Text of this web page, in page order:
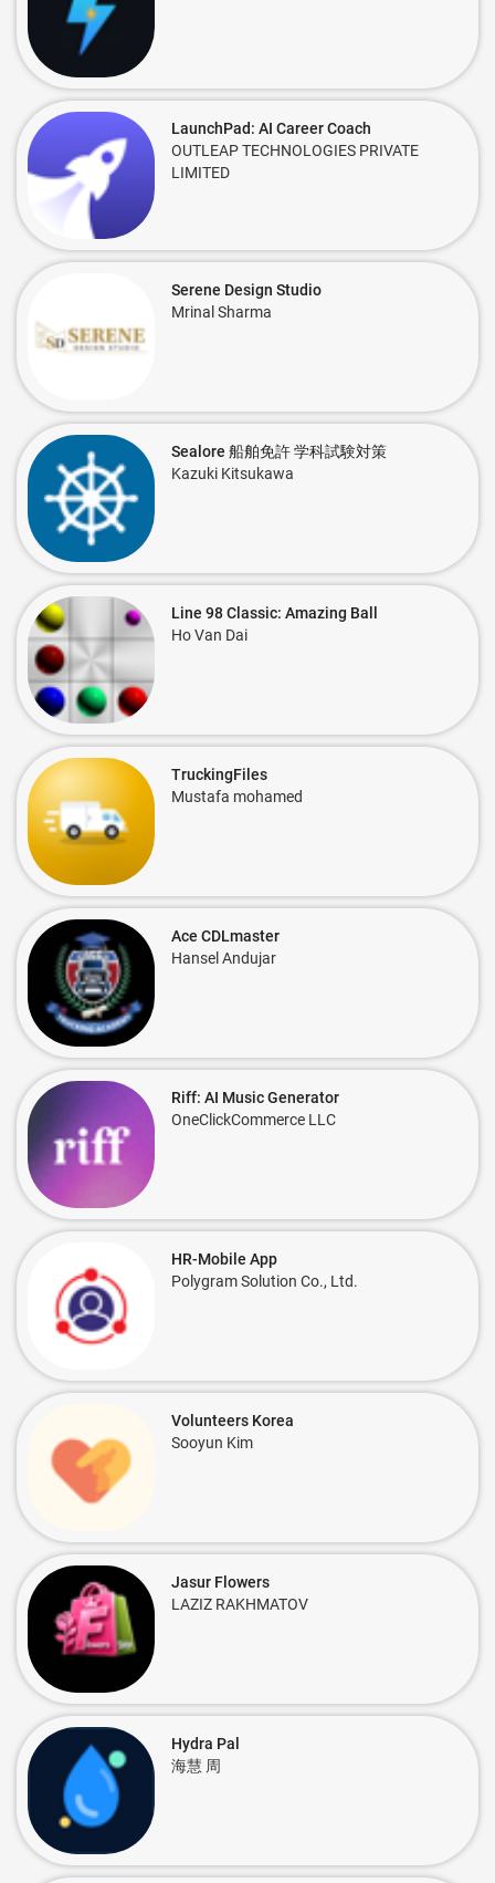
LaunchPad: AI Career Coach
OUTLEAP TECHNOLOGIES PRIVATE
LIMITED
Serene Design Studio
Mrinal Sharma
Sealore 船舶免許 学科試験対策
Kazuki Kitsukawa
Line 98 Classic: Amazing Ball
Ho Van Dai
TruckingFiles
Mustafa mohamed
Ace CDLmaster
Hansel Andujar
Riff: AI Music Generator
OneClickCommerce LLC
HR-Mobile App
Polygram Solution Co., Ltd.
Volunteers Korea
Sooyun Kim
Jasur Flowers
LAZIZ RAKHMATOV
Hydra Pal
海慧 周